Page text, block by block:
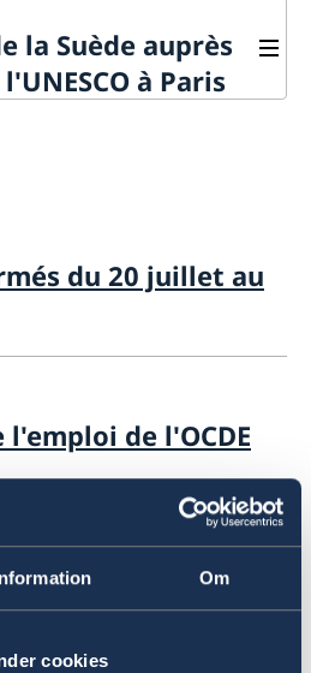
Om
cookies
la Suède auprès
à Paris
permanentes auprès de
des missions
du 20 juillet au
de l'OCDE
du tourisme